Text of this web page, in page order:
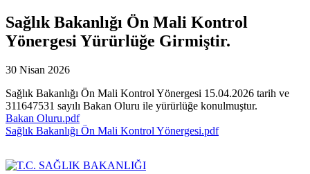
Sağlık Bakanlığı Ön Mali Kontrol
Yönergesi Yürürlüğe Girmiştir.
30 Nisan 2026
Sağlık Bakanlığı Ön Mali Kontrol Yönergesi 15.04.2026 tarih ve
311647531 sayılı Bakan Oluru ile yürürlüğe konulmuştur.
Bakan Oluru.pdf
Sağlık Bakanlığı Ön Mali Kontrol Yönergesi.pdf